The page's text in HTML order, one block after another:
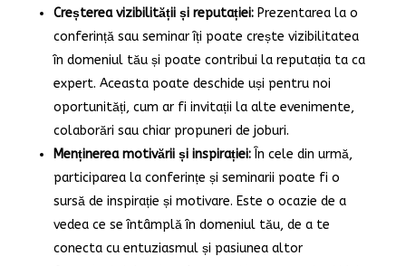
Creșterea vizibilității și reputației:Prezentarea la o
conferință sau seminar îți poate crește vizibilitatea
în domeniul tău și poate contribui la reputația ta ca
expert. Aceasta poate deschide uși pentru noi
oportunități, cum ar fi invitații la alte evenimente,
colaborări sau chiar propuneri de joburi.
Menținerea motivării și inspirației:În cele din urmă,
participarea la conferințe și seminarii poate fi o
sursă de inspirație și motivare. Este o ocazie de a
vedea ce se întâmplă în domeniul tău, de a te
conecta cu entuziasmul și pasiunea altor